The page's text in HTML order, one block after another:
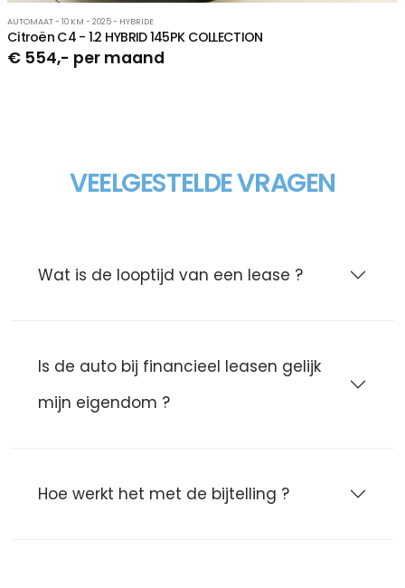
AUTOMAAT - 10 KM - 2025 - HYBRIDE
Citroën C4 - 1.2 HYBRID 145PK COLLECTION
€ 554,- per maand
VEELGESTELDE VRAGEN
Wat is de looptijd van een lease ?
Is de auto bij financieel leasen gelijk
mijn eigendom ?
Hoe werkt het met de bijtelling ?